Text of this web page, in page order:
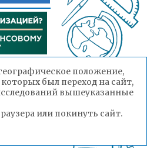
положение,
был переход на сайт,
вышеуказанные
или покинуть сайт.